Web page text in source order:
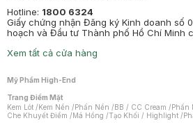
Hotline: 1800 6324
Giấy chứng nhận Đăng ký Kinh doanh số
hoạch và Đầu tư Thành phố Hồ Chí Minh
Xem tất cả cửa hàng
Mỹ Phẩm High-End
Trang Điểm Mặt
Kem Lót /Kem Nền /Phấn Nền /BB / CC Cream /Phấn
Che Khuyết Điểm /Má Hồng /Tạo Khối / Highlight /